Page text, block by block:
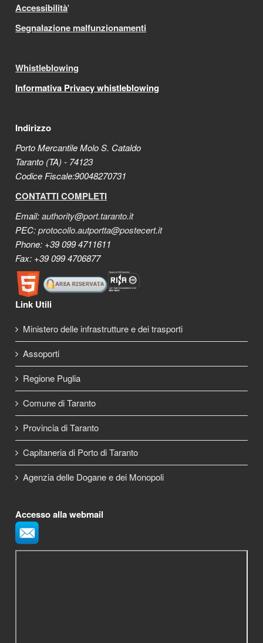
Accessibilità'
Segnalazione malfunzionamenti
Whistleblowing
Informativa Privacy whistleblowing
Indirizzo
Porto Mercantile Molo S. Cataldo
Taranto (TA) - 74123
Codice Fiscale:90048270731
CONTATTI COMPLETI
Email:authority@port.taranto.it
PEC:protocollo.autportta@postecert.it
Phone: +39 099 4711611
Fax: +39 099 4706877
Link Utili
Ministero delle infrastrutture e dei trasporti
Assoporti
Regione Puglia
Comune di Taranto
Provincia di Taranto
Capitaneria di Porto di Taranto
Agenzia delle Dogane e dei Monopoli
Accesso alla webmail